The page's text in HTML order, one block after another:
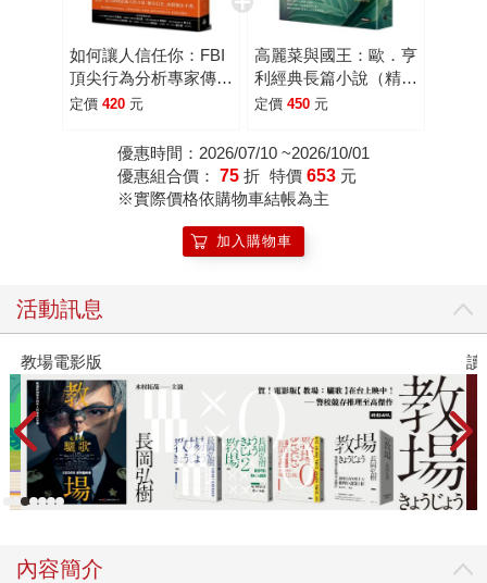
如何讓人信任你：FBI
頂尖行為分析專家傳授
最強交心術，讓你在職
人人信服的深度領導
定價 420 元
高麗菜與國王：歐．亨
利經典長篇小說（精裝
版）
定價 450 元
優惠時間：2026/07/10 ~2026/10/01
優惠組合價： 75 折 特價 653 元
※實際價格依購物車結帳為主
加入購物車
活動訊息
教場電影版 讀
內容簡介